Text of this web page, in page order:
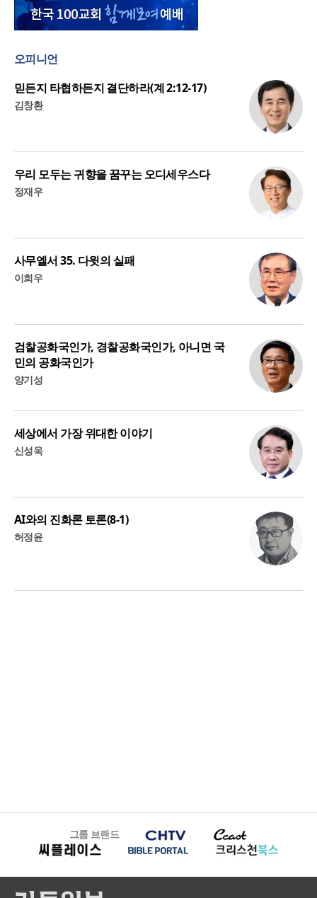
오피니언
믿든지 타협하든지 결단하라(계 2:12-17)
김창환
우리 모두는 귀향을 꿈꾸는 오디세우스다
정재우
사무엘서 35. 다윗의 실패
이희우
검찰공화국인가, 경찰공화국인가, 아니면 국
민의 공화국인가
양기성
세상에서 가장 위대한 이야기
신성욱
AI와의 진화론 토론(8-1)
허정윤
그룹 브랜드